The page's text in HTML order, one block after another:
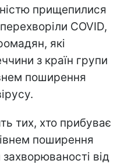
прищепилися
COVID,
які
з країн групи
поширення
тих, хто прибуває
поширення
від